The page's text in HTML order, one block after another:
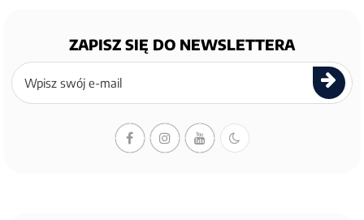
ZAPISZ SIĘ DO NEWSLETTERA
Zapisz
się
newslettera